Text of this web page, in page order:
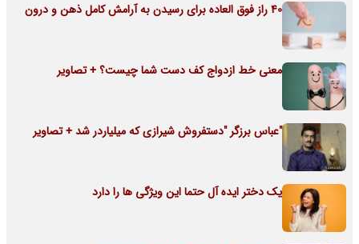
40 راز فوق العاده برای رسیدن به آرامش کامل ذهن و درون
معنی خط ازدواج کف دست شما چیست؟ + تصاویر
"عباس برزگر "دستفروش شیرازی که میلیاردر شد + تصاویر
یک دختر ایده آل حتما این ویژگی ها را دارد